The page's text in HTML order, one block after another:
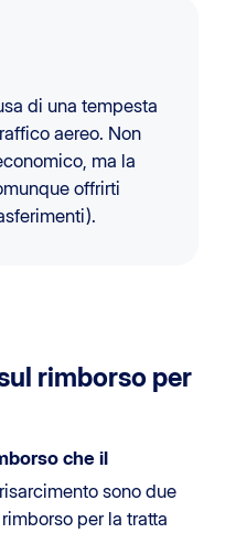
di una tempesta
aereo. Non
ma la
offrirti
rimborso per
che il
sono due
per la tratta